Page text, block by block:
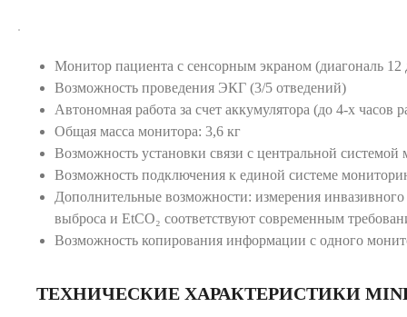
Монитор пациента с сенсорным экраном (диагональ
Возможность проведения ЭКГ (3/5 отведений)
Автономная работа за счет аккумулятора (до 4-х часов
Общая масса монитора: 3,6 кг
Возможность установки связи с центральной системой
Возможность подключения к единой системе
Дополнительные возможности: измерения инвазивного
выброса и EtCO₂ соответствуют современным
Возможность копирования информации с одного
ТЕХНИЧЕСКИЕ ХАРАКТЕРИСТИКИ